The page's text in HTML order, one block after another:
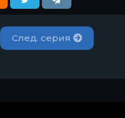
След. серия